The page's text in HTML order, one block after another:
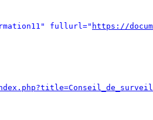
fullurl=" https://